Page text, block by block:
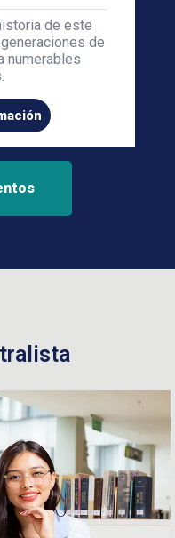
de este
de
numerables